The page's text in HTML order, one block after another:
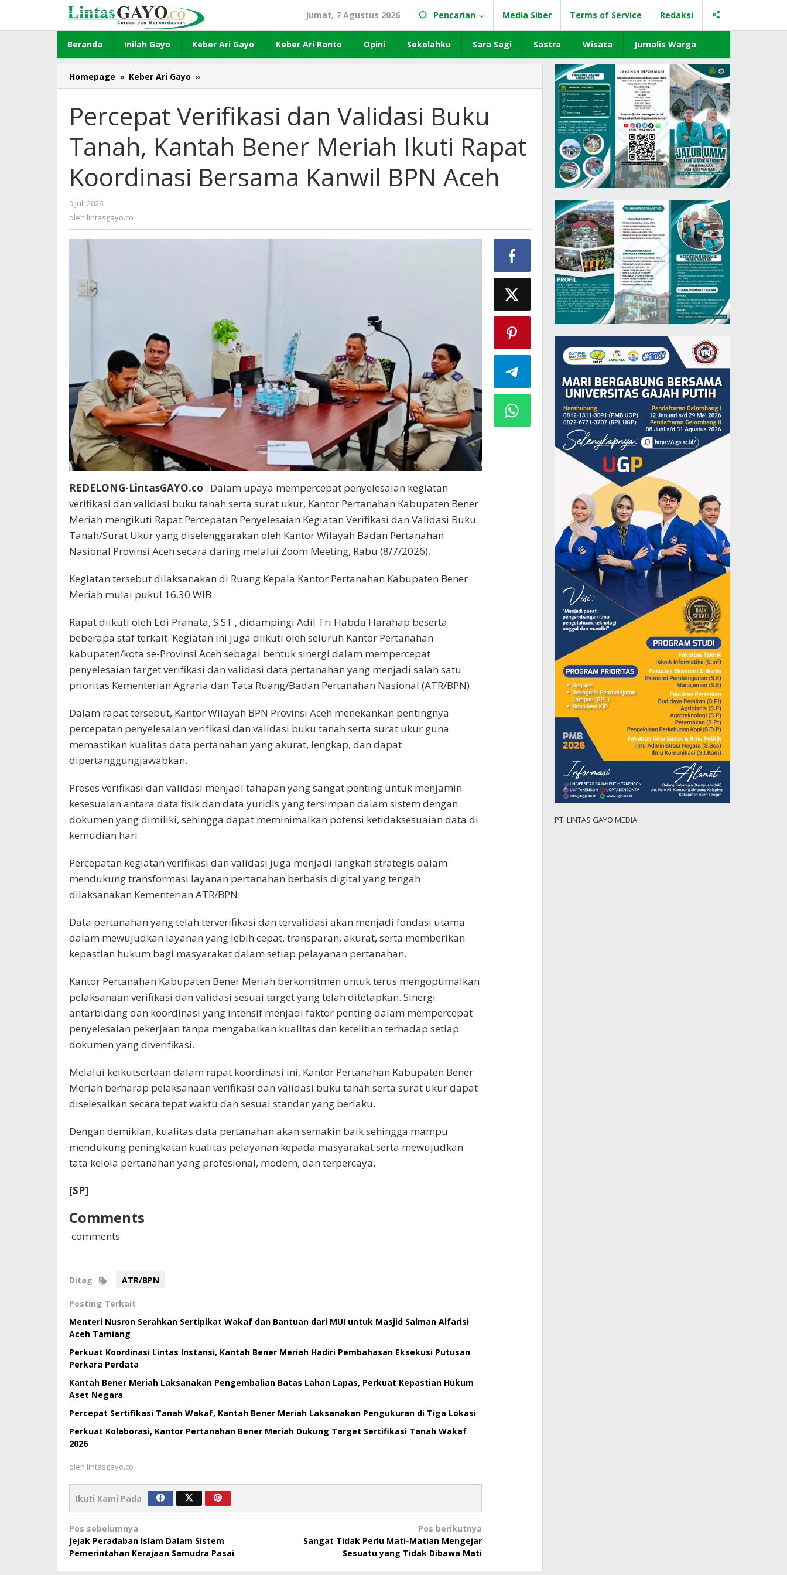
konten
Jumat, 7 Agustus 2026 Pencarian Media Siber Terms of Service Redaksi
Beranda Inilah Gayo Keber Ari Gayo Keber Ari Ranto Opini Sekolahku Sara Sagi Sastra Wisata Jurnalis Warga
Homepage » Keber Ari Gayo »
Verifikasi
Validasi
Buku
Tanah,
Kantah
Meriah
Ikuti
Kanwil
Percepat Verifikasi dan Validasi Buku
Tanah, Kantah Bener Meriah Ikuti Rapat
Koordinasi Bersama Kanwil BPN Aceh
9 Juli 2026
lintasgayo.co
oleh lintasgayo.co
REDELONG-LintasGAYO.co : Dalam upaya mempercepat penyelesaian kegiatan
verifikasi dan validasi buku tanah serta surat ukur, Kantor Pertanahan Kabupaten Bener
Meriah mengikuti Rapat Percepatan Penyelesaian Kegiatan Verifikasi dan Validasi Buku
Tanah/Surat Ukur yang diselenggarakan oleh Kantor Wilayah Badan Pertanahan
Nasional Provinsi Aceh secara daring melalui Zoom Meeting, Rabu (8/7/2026).
Kegiatan tersebut dilaksanakan di Ruang Kepala Kantor Pertanahan Kabupaten Bener
Meriah mulai pukul 16.30 WIB.
Rapat diikuti oleh Edi Pranata, S.ST., didampingi Adil Tri Habda Harahap beserta
beberapa staf terkait. Kegiatan ini juga diikuti oleh seluruh Kantor Pertanahan
kabupaten/kota se-Provinsi Aceh sebagai bentuk sinergi dalam mempercepat
penyelesaian target verifikasi dan validasi data pertanahan yang menjadi salah satu
prioritas Kementerian Agraria dan Tata Ruang/Badan Pertanahan Nasional (ATR/BPN).
Dalam rapat tersebut, Kantor Wilayah BPN Provinsi Aceh menekankan pentingnya
percepatan penyelesaian verifikasi dan validasi buku tanah serta surat ukur guna
memastikan kualitas data pertanahan yang akurat, lengkap, dan dapat
dipertanggungjawabkan.
Proses verifikasi dan validasi menjadi tahapan yang sangat penting untuk menjamin
kesesuaian antara data fisik dan data yuridis yang tersimpan dalam sistem dengan
dokumen yang dimiliki, sehingga dapat meminimalkan potensi ketidaksesuaian data di
kemudian hari.
Percepatan kegiatan verifikasi dan validasi juga menjadi langkah strategis dalam
mendukung transformasi layanan pertanahan berbasis digital yang tengah
dilaksanakan Kementerian ATR/BPN.
Data pertanahan yang telah terverifikasi dan tervalidasi akan menjadi fondasi utama
dalam mewujudkan layanan yang lebih cepat, transparan, akurat, serta memberikan
kepastian hukum bagi masyarakat dalam setiap pelayanan pertanahan.
Kantor Pertanahan Kabupaten Bener Meriah berkomitmen untuk terus mengoptimalkan
pelaksanaan verifikasi dan validasi sesuai target yang telah ditetapkan. Sinergi
antarbidang dan koordinasi yang intensif menjadi faktor penting dalam mempercepat
penyelesaian pekerjaan tanpa mengabaikan kualitas dan ketelitian terhadap setiap
dokumen yang diverifikasi.
Melalui keikutsertaan dalam rapat koordinasi ini, Kantor Pertanahan Kabupaten Bener
Meriah berharap pelaksanaan verifikasi dan validasi buku tanah serta surat ukur dapat
diselesaikan secara tepat waktu dan sesuai standar yang berlaku.
Dengan demikian, kualitas data pertanahan akan semakin baik sehingga mampu
mendukung peningkatan kualitas pelayanan kepada masyarakat serta mewujudkan
tata kelola pertanahan yang profesional, modern, dan terpercaya.
[SP]
Comments
comments
Ditag ATR/BPN
Posting Terkait
Menteri Nusron Serahkan Sertipikat Wakaf dan Bantuan dari MUI untuk Masjid Salman Alfarisi
Aceh Tamiang
Perkuat Koordinasi Lintas Instansi, Kantah Bener Meriah Hadiri Pembahasan Eksekusi Putusan
Perkara Perdata
Kantah Bener Meriah Laksanakan Pengembalian Batas Lahan Lapas, Perkuat Kepastian Hukum
Aset Negara
Percepat Sertifikasi Tanah Wakaf, Kantah Bener Meriah Laksanakan Pengukuran di Tiga Lokasi
Perkuat Kolaborasi, Kantor Pertanahan Bener Meriah Dukung Target Sertifikasi Tanah Wakaf
2026
oleh lintasgayo.co
Ikuti Kami Pada
Navigasi
pos
Pos sebelumnya
Jejak Peradaban Islam Dalam Sistem
Pemerintahan Kerajaan Samudra Pasai
Pos berikutnya
Sangat Tidak Perlu Mati-Matian Mengejar
Sesuatu yang Tidak Dibawa Mati
PT. LINTAS GAYO MEDIA